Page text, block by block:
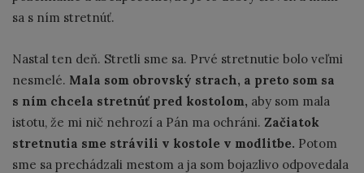
sa s ním stretnúť.
Nastal ten deň. Stretli sme sa. Prvé stretnutie bolo veľmi
nesmelé. Mala som obrovský strach, a preto som sa
s ním chcela stretnúť pred kostolom, aby som mala
istotu, že mi nič nehrozí a Pán ma ochráni. Začiatok
stretnutia sme strávili v kostole v modlitbe. Potom
sme sa prechádzali mestom a ja som bojazlivo odpovedala